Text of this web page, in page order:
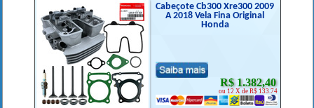
Cabeçote Cb300 Xre300 2009
A 2018 Vela Fina Original
Honda
R$ 1.382,40
ou 12 X de R$ 133.74